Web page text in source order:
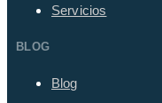
Servicios
BLOG
Blog